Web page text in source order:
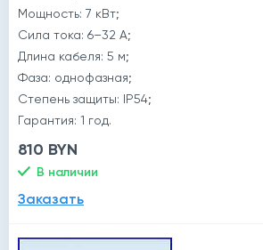
Мощность: 7 кВт;
Сила тока: 6–32 А;
Длина кабеля: 5 м;
Фаза: однофазная;
Степень защиты: IP54;
Гарантия: 1 год.
810 BYN
В наличии
Заказать